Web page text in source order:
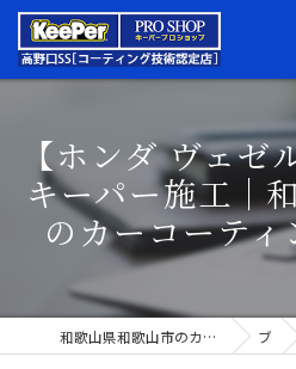
【ホンダ ヴェ
キーパー施工｜
のカーコーテ
和歌山県和歌山市のカーコーティングならキーパープロショップ高野口SS ブログ